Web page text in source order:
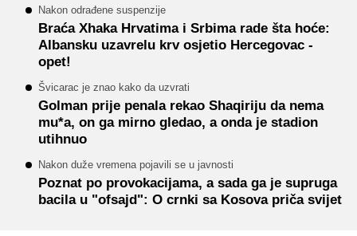
Nakon odrađene suspenzije
Braća Xhaka Hrvatima i Srbima rade šta hoće:
Albansku uzavrelu krv osjetio Hercegovac -
opet!
Švicarac je znao kako da uzvrati
Golman prije penala rekao Shaqiriju da nema
mu*a, on ga mirno gledao, a onda je stadion
utihnuo
Nakon duže vremena pojavili se u javnosti
Poznat po provokacijama, a sada ga je supruga
bacila u "ofsajd": O crnki sa Kosova priča svijet